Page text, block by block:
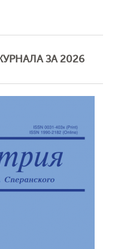
ЗА 2026